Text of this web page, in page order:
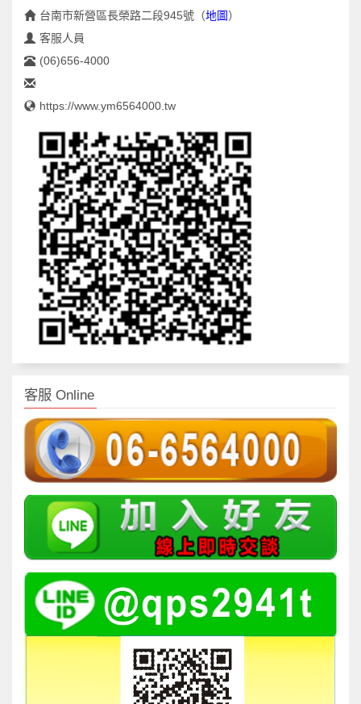
台南市新營區長榮路二段945號 （地圖）
客服人員
(06)656-4000
https://www.ym6564000.tw
客服 Online